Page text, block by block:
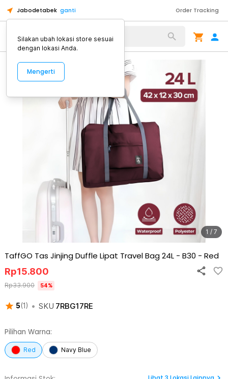
Jabodetabek ganti Order Tracking
Alat Kopi
1 / 7
TaffGO Tas Jinjing Duffle Lipat Travel Bag 24L - B30 - Red
5(1 ) • SKU 7RBG17RE
Rp15.800
Rp33.900 54%
Pilihan Warna:
Red Navy Blue
Silakan ubah lokasi store sesuai
dengan lokasi Anda.
Mengerti